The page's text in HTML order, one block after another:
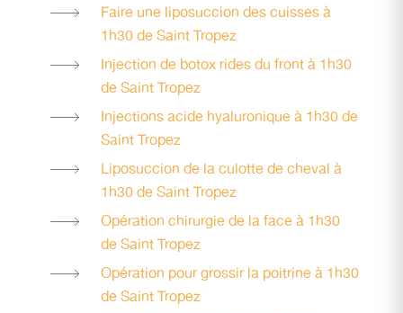
Faire une liposuccion des cuisses à
1h30 de Saint Tropez
Injection de botox rides du front à 1h30
de Saint Tropez
Injections acide hyaluronique à 1h30 de
Saint Tropez
Liposuccion de la culotte de cheval à
1h30 de Saint Tropez
Opération chirurgie de la face à 1h30
de Saint Tropez
Opération pour grossir la poitrine à 1h30
de Saint Tropez